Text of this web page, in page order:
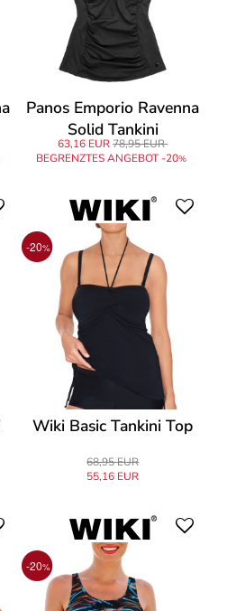
Panos Emporio Ravenna
Solid Tankini
63,16 EUR 78,95 EUR
BEGRENZTES ANGEBOT -20%
-20%
Wiki Basic Tankini Top
68,95 EUR
55,16 EUR
-20%